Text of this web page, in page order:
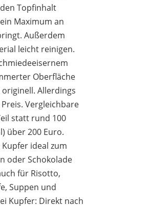
Topfinhalt
Maximum an
Außerdem
leicht reinigen.
Oberfläche
Allerdings
Vergleichbare
statt rund 100
über 200 Euro.
ideal zum
oder Schokolade
für Risotto,
Suppen und
Kupfer: Direkt nach